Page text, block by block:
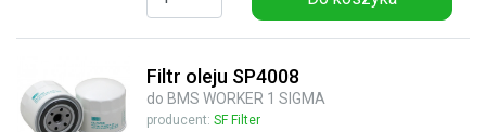
Filtr oleju SP4008
do BMS WORKER 1 SIGMA
producent: SF Filter